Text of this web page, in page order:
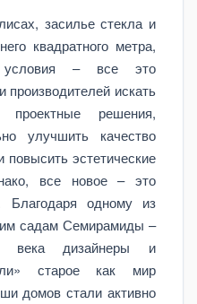
засилье стекла и
квадратного метра,
условия – все это
производителей искать
решения,
улучшить качество
повысить эстетические
все новое – это
Благодаря одному из
садам Семирамиды –
века дизайнеры и
старое как мир
домов стали активно